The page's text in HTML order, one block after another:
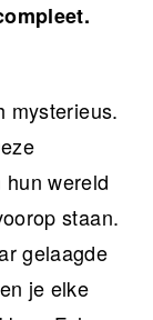
mysterieus.
wereld
staan.
gelaagde
je elke